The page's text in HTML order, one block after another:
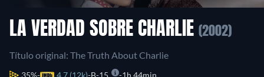
LA VERDAD SOBRE CHARLIE (2002)
Título original: The Truth About Charlie
35% 4.7 (12k) B-15 1h 44min